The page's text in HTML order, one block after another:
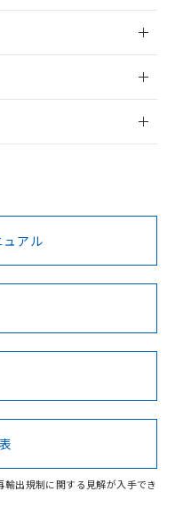
登録
前に、以下を必ずお読
Cd Cr(VI)
アル
輸出規制に関する見解が入手でき